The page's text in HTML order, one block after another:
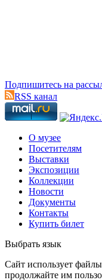
Подпишитесь на
RSS канал
О музее
Посетителям
Выставки
Экспозиции
Коллекции
Новости
Документы
Контакты
Купить билет
Выбрать язык
Cайт использует
продолжайте им